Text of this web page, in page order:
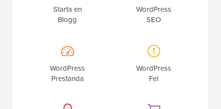
Starta en
Blogg
WordPress
SEO
WordPress
Prestanda
WordPress
Fel